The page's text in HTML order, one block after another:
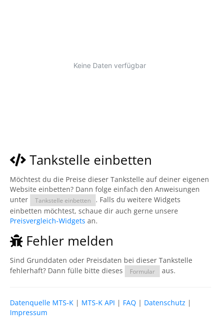
Tankstelle einbetten
Möchtest du die Preise dieser Tankstelle auf deiner eigenen
Website einbetten? Dann folge einfach den Anweisungen
unter
Tankstelle einbetten
. Falls du weitere Widgets
einbetten möchtest, schaue dir auch gerne unsere
Preisvergleich-Widgets an.
Fehler melden
Sind Grunddaten oder Preisdaten bei dieser Tankstelle
fehlerhaft? Dann fülle bitte dieses
Formular aus.
Datenquelle MTS-K | MTS-K API | FAQ | Datenschutz |
Impressum